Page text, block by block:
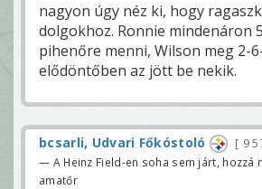
nagyon úgy néz ki, hogy
dolgokhoz. Ronnie mindenáron
pihenőre menni, Wilson meg 2-
elődöntőben az jött be nekik.
bcsarli, Udvari Főkóstoló 9
— A Heinz Field-en soha sem járt, hozzá
amatőr